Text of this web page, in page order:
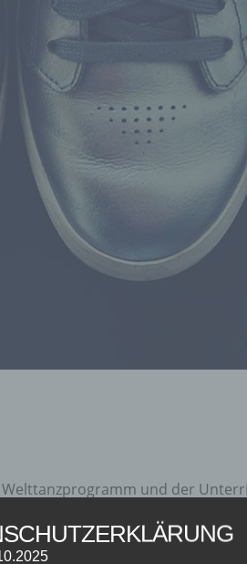
Welttanzprogramm und der
verändert. Langweilige
stehen – neben...